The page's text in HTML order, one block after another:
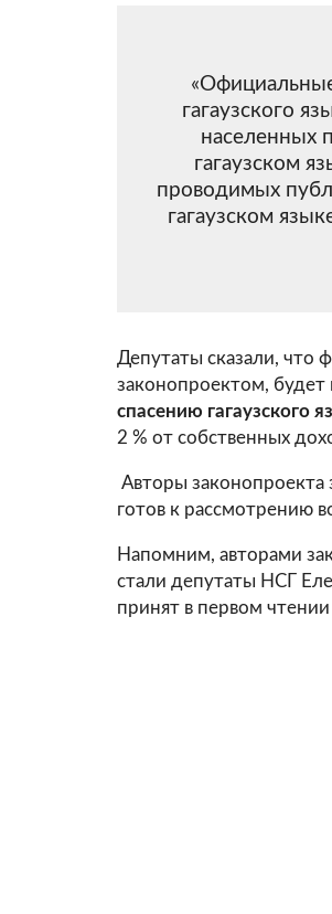
гагаузского
населенных
гагаузском
проводимых
гагаузском
Депутаты сказали, что
законопроектом, будет
спасению гагаузского
2 % от собственных
Авторы законопроекта
готов к рассмотрению
Напомним, авторами
стали депутаты НСГ
принят в первом